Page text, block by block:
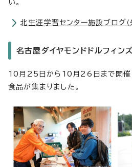
い。
北生涯学習センター施設ブログ
名古屋ダイヤモンドドルフィ
10月25日から10月26日まで開催
食品が集まりました。